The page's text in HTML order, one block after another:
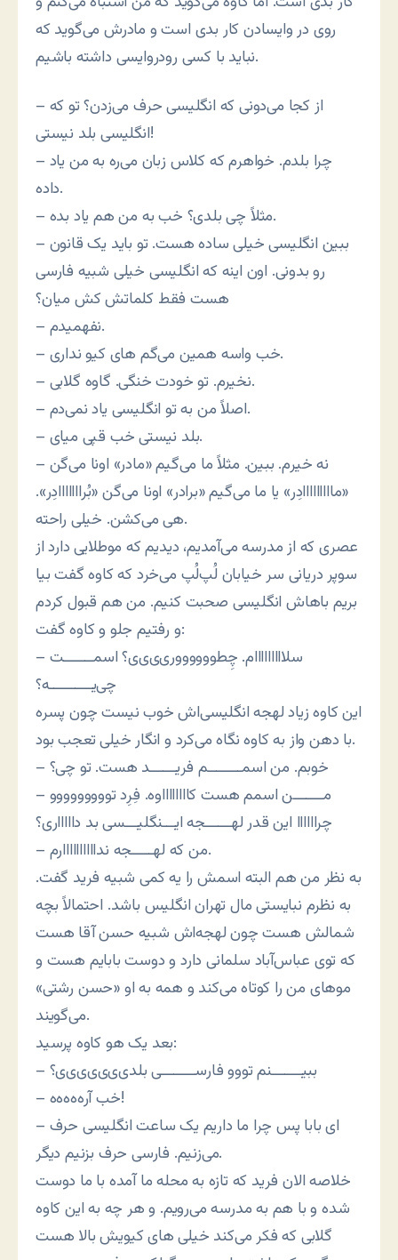
روی در وایسادن کار بدی است و مادرش می‌گوید که
نباید با کسی رودروایسی داشته باشیم.
– از کجا می‌دونی که انگلیسی حرف می‌زدن؟ تو که
انگلیسی بلد نیستی!
– چرا بلدم. خواهرم که کلاس زبان می‌ره به من یاد
داده.
– مثلاً چی بلدی؟ خب به من هم یاد بده.
– ببین انگلیسی خیلی ساده هست. تو باید یک قانون
رو بدونی. اون اینه که انگلیسی خیلی شبیه فارسی
هست فقط کلماتش کش میان؟
– نفهمیدم.
– خب واسه همین می‌گم های کیو نداری.
– نخیرم. تو خودت خنگی. گاوه گلابی.
– اصلاً من به تو انگلیسی یاد نمی‌دم.
– بلد نیستی خب قپی میای.
– نه خیرم. ببین. مثلاً ما می‌گیم «مادر» اونا می‌گن
«مااااااااادِر» یا ما می‌گیم «برادر» اونا می‌گن «بُرااااااادِر».
هی می‌کشن. خیلی راحته.
عصری که از مدرسه می‌آمدیم، دیدیم که موطلایی دارد از
سوپر دریانی سر خیابان لُپ‌لُپ می‌خرد که کاوه گفت بیا
بریم باهاش انگلیسی صحبت کنیم. من هم قبول کردم
و رفتیم جلو و کاوه گفت:
– سلااااااااام. چِطووووووری‌ی‌ی‌ی؟ اسمـــــــت
چی‌یــــــــــه؟
این کاوه زیاد لهجه انگلیسی‌اش خوب نیست چون پسره
با دهن واز به کاوه نگاه می‌کرد و انگار خیلی تعجب بود.
– خوبم. من اسمــــــــم فریــــــد هست. تو چی؟
– مـــــــن اسمم هست کااااااااوه. فِرِد تووووووووو
چراااااا این قدر لهــــــجه ایـــنگلیـــسی بد داااااری؟
– من که لهـــــجه نداااااااااارم.
به نظر من هم البته اسمش را یه کمی شبیه فرید گفت.
به نظرم نبایستی مال تهران انگلیس باشد. احتمالاً بچه
شمالش هست چون لهجه‌اش شبیه حسن آقا هست
که توی عباس‌آباد سلمانی دارد و دوست بابایم هست و
موهای من را کوتاه می‌کند و همه به او «حسن رشتی»
می‌گویند.
بعد یک هو کاوه پرسید:
– ببیـــــــنم تووو فارســــــــی بلدی‌‌ی‌ی‌ی‌ی‌ی‌ی؟
– خب آره‌ه‌ه‌ه‌ه!
– ای بابا پس چرا ما داریم یک ساعت انگلیسی حرف
می‌زنیم. فارسی حرف بزنیم دیگر.
خلاصه الان فرید که تازه به محله ما آمده با ما دوست
شده و با هم به مدرسه می‌رویم. و هر چه به این کاوه
گلابی که فکر می‌کند خیلی های کیویش بالا هست